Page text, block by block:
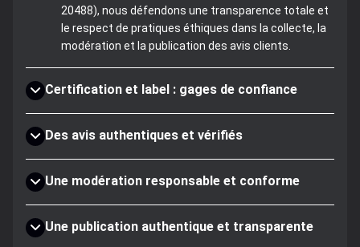
20488), nous défendons une transparence totale et
le respect de pratiques éthiques dans la collecte, la
modération et la publication des avis clients.
Certification et label : gages de confiance
Des avis authentiques et vérifiés
Une modération responsable et conforme
Une publication authentique et transparente